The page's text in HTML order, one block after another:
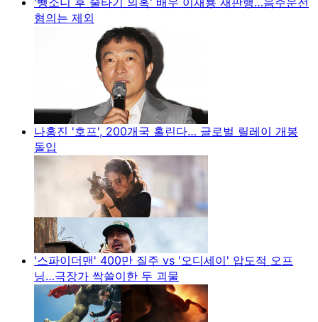
혐의는 제외
나홍진 '호프', 200개국 홀린다… 글로벌 릴레이 개봉
돌입
'스파이더맨' 400만 질주 vs '오디세이' 압도적 오프
닝…극장가 싹쓸이한 두 괴물